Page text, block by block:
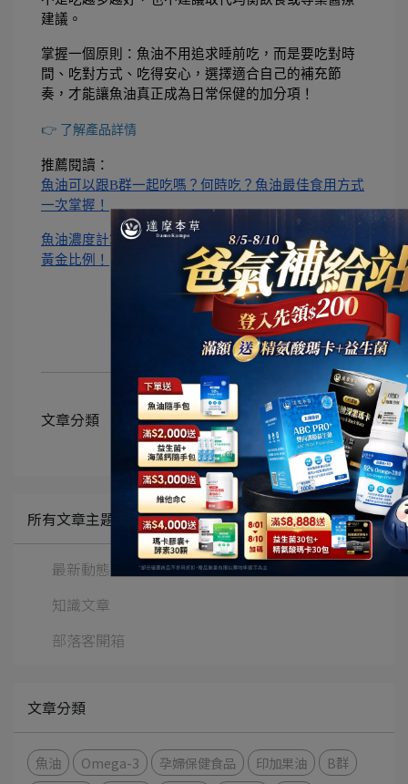
建議。
掌握一個原則：魚油不用追求睡前吃，而是要吃對時
間、吃對方式、吃得安心，選擇適合自己的補充節
奏，才能讓魚油真正成為日常保健的加分項！
👉 了解產品詳情
推薦閱讀：
魚油可以跟B群一起吃嗎？何時吃？魚油最佳食用方式
一次掌握！
魚油濃度計算懶人包：3分鐘學會計算公式，掌握魚油
黃金比例！
文章分類 深海魚油好處
所有文章主題
最新動態
知識文章
部落客開箱
文章分類
魚油 Omega-3 孕婦保健食品 印加果油
B群